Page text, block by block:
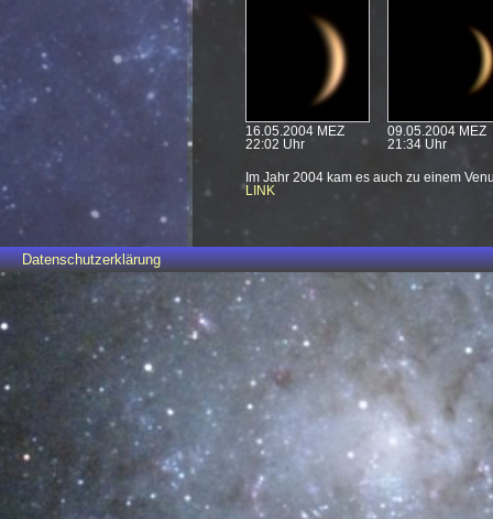
16.05.2004 MEZ
22:02 Uhr
09.05.2004 MEZ
21:34 Uhr
Im Jahr 2004 kam es auch zu einem
LINK
Datenschutzerklärung